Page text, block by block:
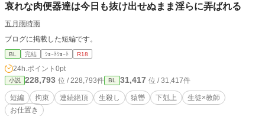
哀れな肉便器達は今日も抜け出せぬまま淫らに弄ばれる
五月雨時雨
ブログに掲載した短編です。
BL 完結 ｼｮｰﾄｼｮｰﾄ R18
24h.ポイント 0pt
小説 228,793 位 / 228,793件 BL 31,417 位 / 31,417件
短編 拘束 連続絶頂 生殺し 猿轡 下剋上
生徒×教師
お仕置き